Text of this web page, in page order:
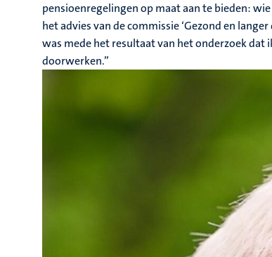
pensioenregelingen op maat aan te bieden:
het advies van de commissie ‘Gezond en
was mede het resultaat van het onderzoek dat
doorwerken.”